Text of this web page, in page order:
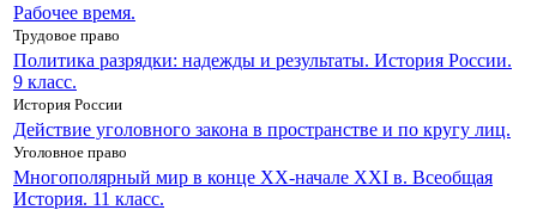
Рабочее время.
Трудовое право
Политика разрядки: надежды и результаты. История России.
9 класс.
История России
Действие уголовного закона в пространстве и по кругу лиц.
Уголовное право
Многополярный мир в конце XX-начале XXI в. Всеобщая
История. 11 класс.